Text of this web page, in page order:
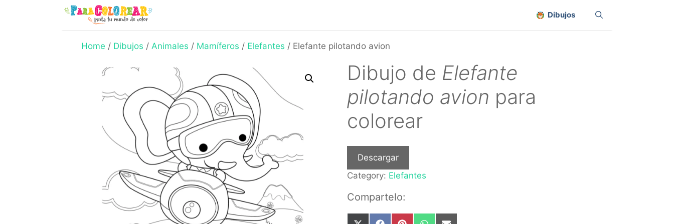
Dibujos
Home / Dibujos / Animales / Mamíferos / Elefantes / Elefante pilotando avion
Dibujo de Elefante
pilotando avion para
colorear
Descargar
Category: Elefantes
Compartelo: